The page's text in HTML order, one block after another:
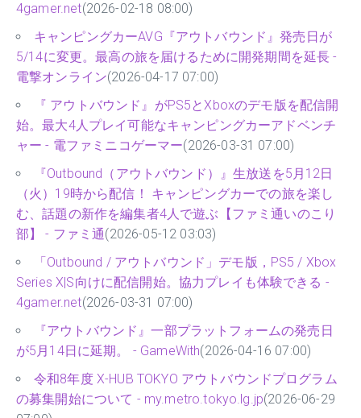
4gamer.net(2026-02-18 08:00)
キャンピングカーAVG『アウトバウンド』発売日が
5/14に変更。最高の旅を届けるために開発期間を延長 -
電撃オンライン(2026-04-17 07:00)
『 アウトバウンド』がPS5とXboxのデモ版を配信開
始。最大4人プレイ可能なキャンピングカーアドベンチ
ャー - 電ファミニコゲーマー(2026-03-31 07:00)
『Outbound（アウトバウンド）』生放送を5月12日
（火）19時から配信！ キャンピングカーでの旅を楽し
む、話題の新作を編集者4人で遊ぶ【ファミ通いのこり
部】 - ファミ通(2026-05-12 03:03)
「Outbound / アウトバウンド」デモ版，PS5 / Xbox
Series X|S向けに配信開始。協力プレイも体験できる -
4gamer.net(2026-03-31 07:00)
『アウトバウンド』一部プラットフォームの発売日
が5月14日に延期。 - GameWith(2026-04-16 07:00)
令和8年度 X-HUB TOKYO アウトバウンドプログラム
の募集開始について - my.metro.tokyo.lg.jp(2026-06-29